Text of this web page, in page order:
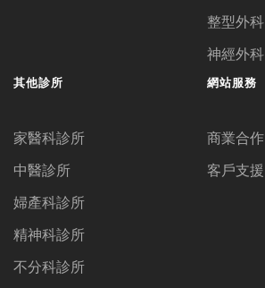
整型外科
神經外科
其他診所
家醫科診所
中醫診所
婦產科診所
精神科診所
不分科診所
網站服務
商業合作
客戶支援